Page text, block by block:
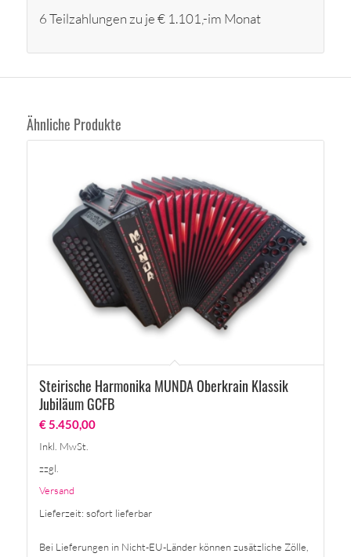
6 Teilzahlungen zu je € 1.101,-im Monat
Ähnliche Produkte
Steirische Harmonika MUNDA Oberkrain Klassik
Jubiläum GCFB
€5.450,00
Inkl. MwSt.
zzgl.
Versand
Lieferzeit: sofort lieferbar
Bei Lieferungen in Nicht-EU-Länder können zusätzliche Zölle,